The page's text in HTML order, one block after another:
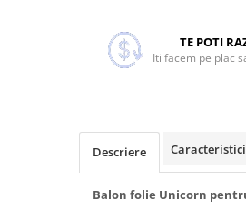
TE POTI
Iti facem pe plac
Descriere Caracteristici
Balon folie Unicorn